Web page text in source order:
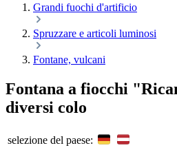
Grandi fuochi d'artificio
Spruzzare e articoli luminosi
Fontane, vulcani
Fontana a fiocchi
diversi colo
selezione del paese: